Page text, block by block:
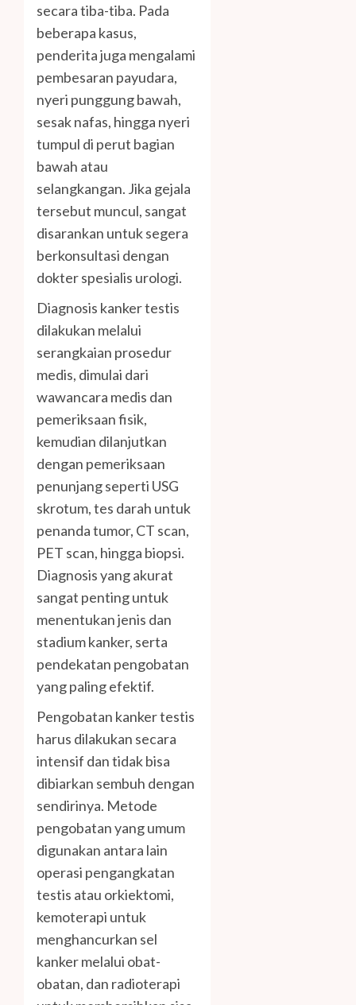
secara tiba-tiba. Pada
beberapa kasus,
penderita juga mengalami
pembesaran payudara,
nyeri punggung bawah,
sesak nafas, hingga nyeri
tumpul di perut bagian
bawah atau
selangkangan. Jika gejala
tersebut muncul, sangat
disarankan untuk segera
berkonsultasi dengan
dokter spesialis urologi.
Diagnosis kanker testis
dilakukan melalui
serangkaian prosedur
medis, dimulai dari
wawancara medis dan
pemeriksaan fisik,
kemudian dilanjutkan
dengan pemeriksaan
penunjang seperti USG
skrotum, tes darah untuk
penanda tumor, CT scan,
PET scan, hingga biopsi.
Diagnosis yang akurat
sangat penting untuk
menentukan jenis dan
stadium kanker, serta
pendekatan pengobatan
yang paling efektif.
Pengobatan kanker testis
harus dilakukan secara
intensif dan tidak bisa
dibiarkan sembuh dengan
sendirinya. Metode
pengobatan yang umum
digunakan antara lain
operasi pengangkatan
testis atau orkiektomi,
kemoterapi untuk
menghancurkan sel
kanker melalui obat-
obatan, dan radioterapi